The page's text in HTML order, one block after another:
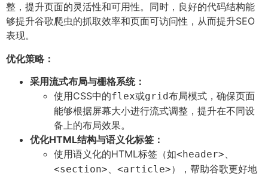
整，提升页面的灵活性和可用性。同时，良好的代码结构能
够提升谷歌爬虫的抓取效率和页面可访问性，从而提升SEO
表现。
优化策略：
采用流式布局与栅格系统：
使用CSS中的flex或grid布局模式，确保页面
能够根据屏幕大小进行流式调整，提升在不同设
备上的布局效果。
优化HTML结构与语义化标签：
使用语义化的HTML标签（如<header>、
<section>、 <article>），帮助谷歌更好地